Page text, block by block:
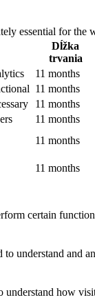
essential for
Dĺžka
trvania
11 months
11 months
11 months
11 months
11 months
11 months
certain
to understand and
understand how